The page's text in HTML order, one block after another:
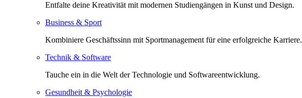
Entfalte deine Kreativität mit modernen Studiengängen in Kunst und Design.
Business & Sport
Kombiniere Geschäftssinn mit Sportmanagement für eine erfolgreiche Karriere.
Technik & Software
Tauche ein in die Welt der Technologie und Softwareentwicklung.
Gesundheit & Psychologie